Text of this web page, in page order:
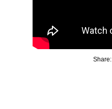
Share: